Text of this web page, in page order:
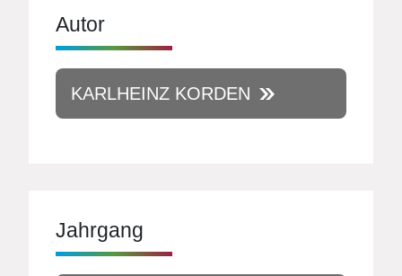
Autor
KARLHEINZ KORDEN
Jahrgang